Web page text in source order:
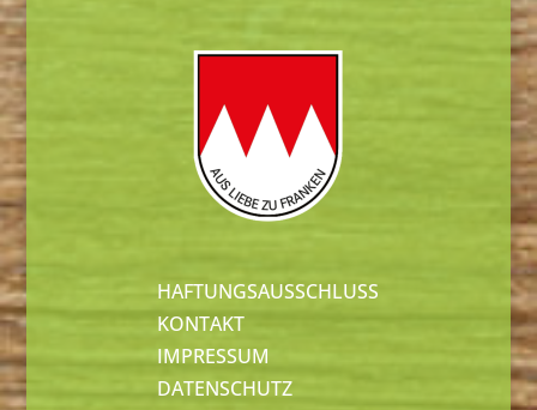
HAFTUNGSAUSSCHLUSS
KONTAKT
IMPRESSUM
DATENSCHUTZ